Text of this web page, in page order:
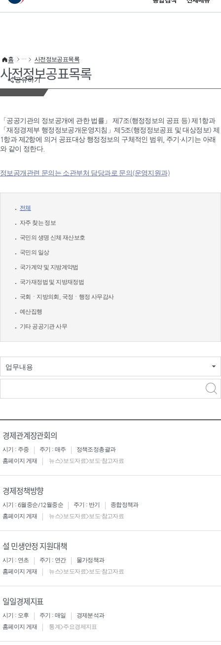
이 누리집은 대한민국 공식 전자정부 누리집입니다.
공유하기
홈 사전정보공표목록
사전정보공표목록
「공공기관의 정보공개에 관한 법률」 제7조(행정정보의 공표 등) 제1항과
「재정경제부 행정정보공개운영지침」제5조(행정정보공표 및 대상정보) 제
1항과 제2항에 의거 공표대상 행정정보의 구체적인 범위, 주기·시기는 아래
와 같이 정한다.
정보공개관련 문의는 소관부처 담당과로 문의(운영지원과)
전체
자주 찾는 정보
국민의 생명 신체 재산보호
국민의 일상
국가계약 및 지방계약법
국가재정법 및 지방재정법
국회ㆍ지방의회, 국정ㆍ행정 사무감사
예산집행
기타 공공기관 사무
업무내용
경제관계장관회의
시기 : 주중 주기 : 매주
정책조정총괄과
홈페이지 게재
뉴스>보도자료>보도·참고자료
경제정책방향
시기 : 6월중순/12월중순 주기 : 반기
종합정책과
홈페이지 게재
뉴스>보도자료>보도·참고자료
설 민생안정 지원대책
시기 : 연초 주기 : 연간
물가정책과
홈페이지 게재
뉴스>보도자료>보도·참고자료
일일경제지표
시기 : 오후 주기 : 매일
경제분석과
홈페이지 게재
통계>주요경제지표